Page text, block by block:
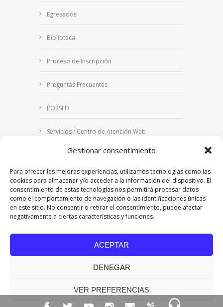
Gestionar consentimiento
Para ofrecer las mejores experiencias, utilizamos tecnologías como las
cookies para almacenar y/o acceder a la información del dispositivo. El
consentimiento de estas tecnologías nos permitirá procesar datos
como el comportamiento de navegación o las identificaciones únicas
en este sitio. No consentir o retirar el consentimiento, puede afectar
negativamente a ciertas características y funciones.
ACEPTAR
DENEGAR
VER PREFERENCIAS
Egresados
Biblioteca
Proceso de Inscripción
Preguntas Frecuentes
PQRSFD
Servicios / Centro de Atención Web
Correo Institucional
Notificaciones judiciales
| Personería Jurídica Resolución
7542 de mayo de 1982
Acreditación Institucional en Alta Calidad
Ministerio de Educación Nacional.